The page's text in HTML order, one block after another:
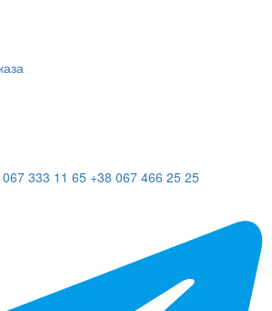
067 333 11 65 +38 067 466 25 25